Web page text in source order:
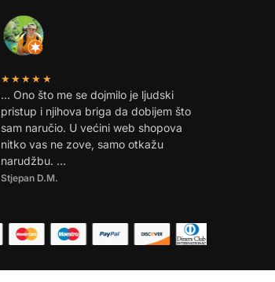
★★★★★
… Ono što me se dojmilo je ljudski
pristup i njihova briga da dobijem što
sam naručio. U većini web shopova
nitko vas ne zove, samo otkažu
narudžbu. …
Stjepan D.M.